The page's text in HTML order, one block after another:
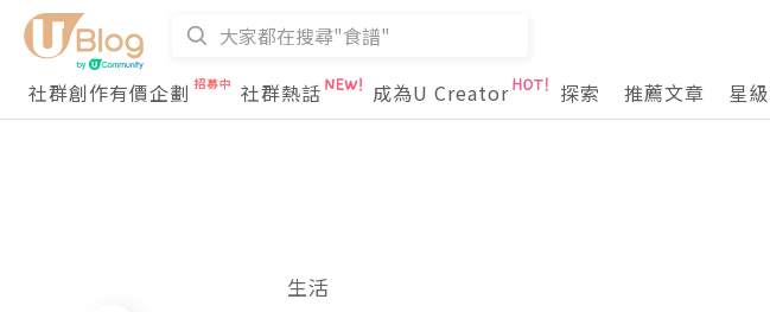
社群創作有價企劃
社群熱話 成為U Creator 探索 推薦文章 星
生活